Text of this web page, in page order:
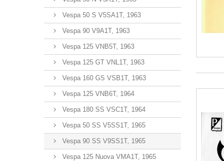
Vespa 50 S V5SA1T, 1963
Vespa 90 V9A1T, 1963
Vespa 125 VNB5T, 1963
Vespa 125 GT VNL1T, 1963
Vespa 160 GS VSB1T, 1963
Vespa 125 VNB6T, 1964
Vespa 180 SS VSC1T, 1964
Vespa 50 SS V5SS1T, 1965
Vespa 90 SS V9SS1T, 1965
Vespa 125 Nuova VMA1T, 1965